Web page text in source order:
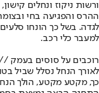
ורשות ניקוז ונחלים
ההרס והפגיעה בחי
לגדה. בשל כך הונחו
למעבר כלי רכב.
רוכבים על סוסים בעמק //
לאורך הנחל נסלל שביל
כך, מקטע מקטע, הולך